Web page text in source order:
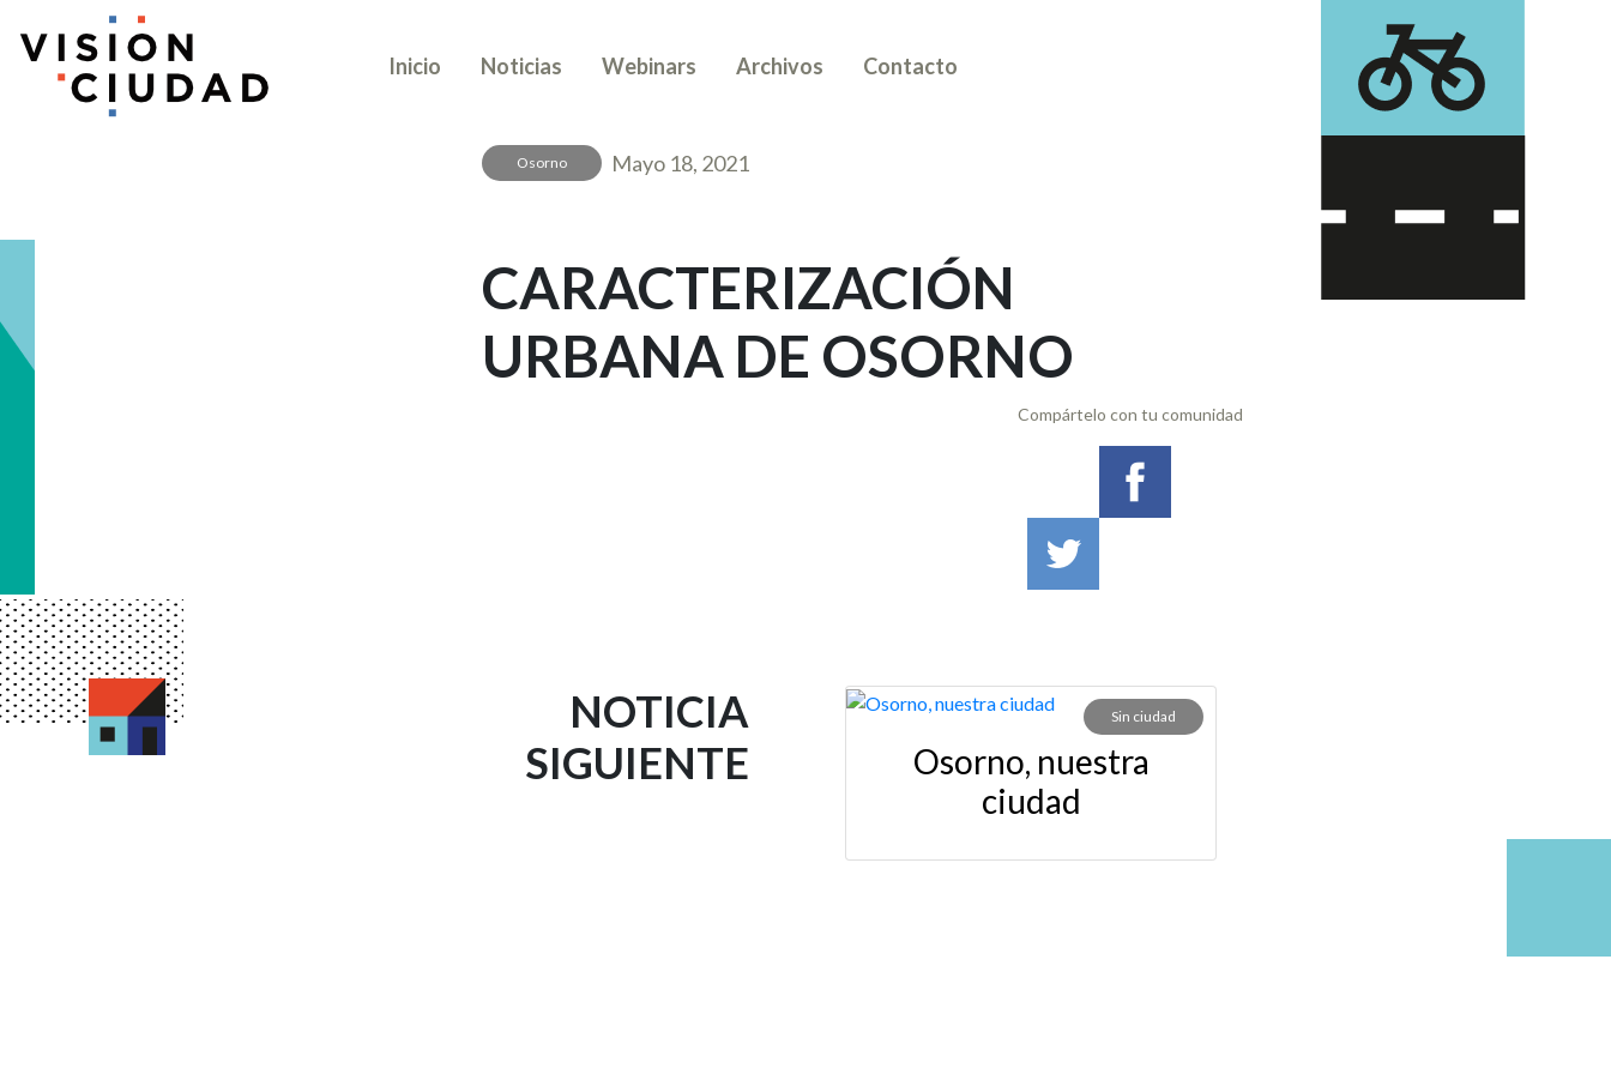
Inicio Noticias Webinars Archivos Contacto
Osorno Mayo 18, 2021
CARACTERIZACIÓN
URBANA DE OSORNO
Compártelo con tu comunidad
NOTICIA
SIGUIENTE
Sin ciudad
Osorno, nuestra
ciudad